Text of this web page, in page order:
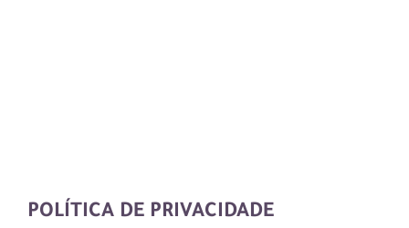
POLÍTICA DE PRIVACIDADE